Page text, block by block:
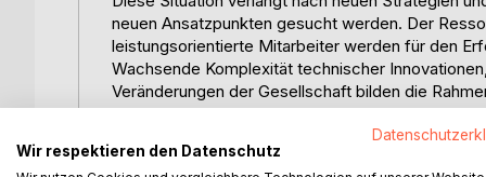
neuen Ansatzpunkten gesucht werden. Der
leistungsorientierte Mitarbeiter werden für den
Wachsende Komplexität technischer
Veränderungen der Gesellschaft bilden die
Arbeit ist eine Untersuchung über die
resultierenden Konsequenzen für das
So soll geklärt werden, welche Tendenzen die
Wir respektieren den Datenschutz